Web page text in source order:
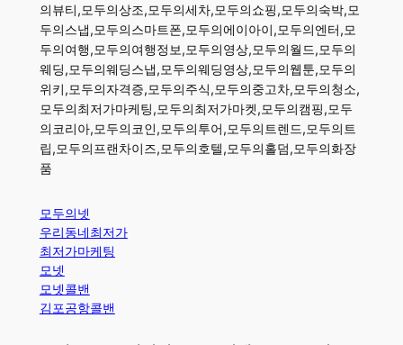
의뷰티,모두의상조,모두의세차,모두의쇼핑,모두의숙박,모
두의스냅,모두의스마트폰,모두의에이아이,모두의엔터,모
두의여행,모두의여행정보,모두의영상,모두의월드,모두의
웨딩,모두의웨딩스냅,모두의웨딩영상,모두의웹툰,모두의
위키,모두의자격증,모두의주식,모두의중고차,모두의청소,
모두의최저가마케팅,모두의최저가마켓,모두의캠핑,모두
의코리아,모두의코인,모두의투어,모두의트렌드,모두의트
립,모두의프랜차이즈,모두의호텔,모두의홀덤,모두의화장
품
모두의넷
우리동네최저가
최저가마케팅
모넷
모넷콜밴
김포공항콜밴